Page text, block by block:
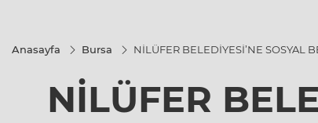
Anasayfa Bursa NİLÜFER BELEDİYESİ’NE SOSYAL
NİLÜFER